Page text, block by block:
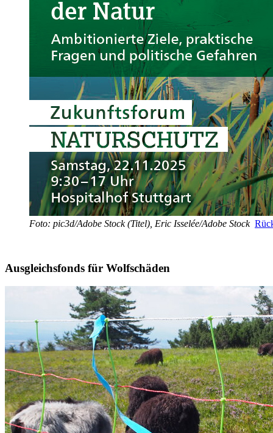
Foto: pic3d/Adobe Stock (Titel), Eric Isselée/Adobe Stock
Ausgleichsfonds für Wolfschäden